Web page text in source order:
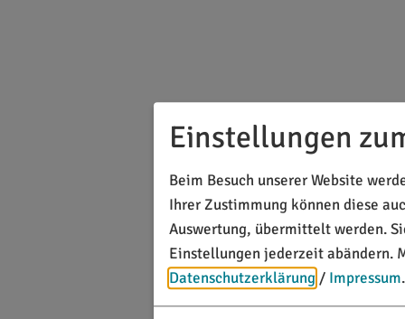
Einstellungen
Beim Besuch unserer Website
Ihrer Zustimmung können diese
Auswertung, übermittelt werden.
Einstellungen jederzeit abändern.
Datenschutzerklärung / Impressum.